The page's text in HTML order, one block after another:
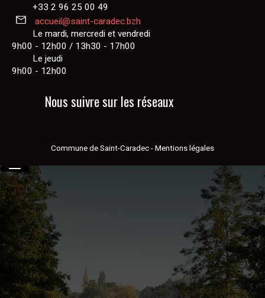
+33 2 96 25 00 49
accueil@saint-caradec.bzh
Le mardi, mercredi et vendredi
9h00 - 12h00 / 13h30 - 17h00
Le jeudi
9h00 - 12h00
Nous suivre sur les réseaux
Commune de Saint-Caradec-Mentions légales